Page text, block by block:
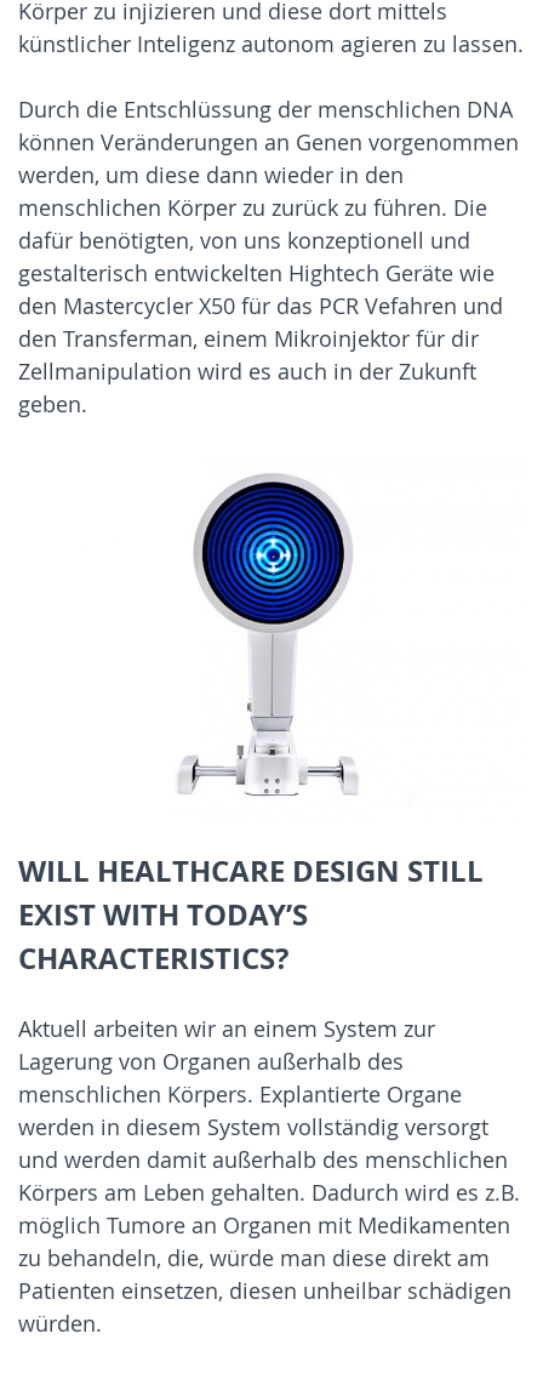
Körper zu injizieren und diese dort mittels
künstlicher Inteligenz autonom agieren zu lassen.
Durch die Entschlüssung der menschlichen DNA
können Veränderungen an Genen vorgenommen
werden, um diese dann wieder in den
menschlichen Körper zu zurück zu führen. Die
dafür benötigten, von uns konzeptionell und
gestalterisch entwickelten Hightech Geräte wie
den Mastercycler X50 für das PCR Vefahren und
den Transferman, einem Mikroinjektor für dir
Zellmanipulation wird es auch in der Zukunft
geben.
WILL HEALTHCARE DESIGN STILL
EXIST WITH TODAY’S
CHARACTERISTICS?
Aktuell arbeiten wir an einem System zur
Lagerung von Organen außerhalb des
menschlichen Körpers. Explantierte Organe
werden in diesem System vollständig versorgt
und werden damit außerhalb des menschlichen
Körpers am Leben gehalten. Dadurch wird es z.B.
möglich Tumore an Organen mit Medikamenten
zu behandeln, die, würde man diese direkt am
Patienten einsetzen, diesen unheilbar schädigen
würden.